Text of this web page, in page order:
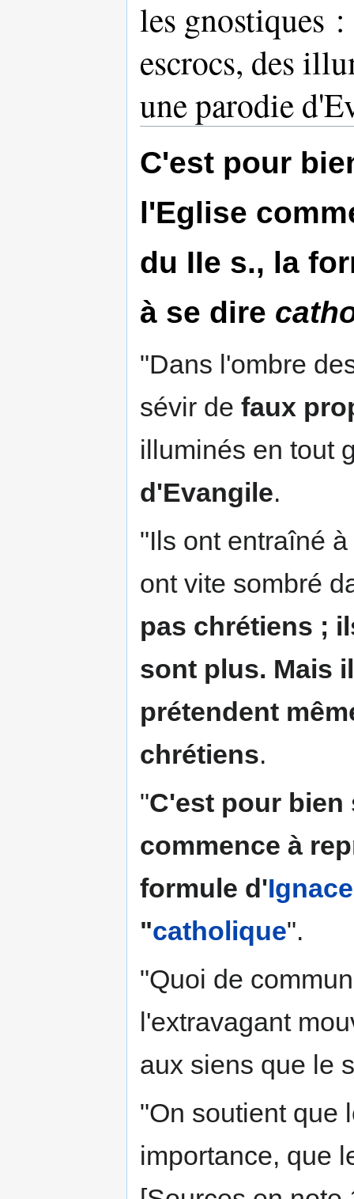
les gnostiques
escrocs, des
une parodie
C'est pour
l'Eglise
du IIe s., la
à se dire
"Dans l'ombre
sévir de faux
illuminés en tout
d'Evangile.
"Ils ont entraîné
ont vite sombré
pas chrétiens ;
sont plus. Mais
prétendent
chrétiens.
"C'est pour
commence à
formule d'
"catholique".
"Quoi de
l'extravagant
aux siens que le
"On soutient que
importance, que